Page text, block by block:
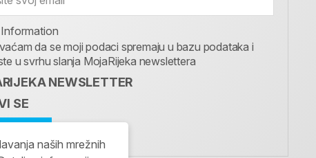
da se moji podaci spremaju u bazu podataka i
u svrhu slanja MojaRijeka newslettera
NEWSLETTER
SE
naših mrežnih